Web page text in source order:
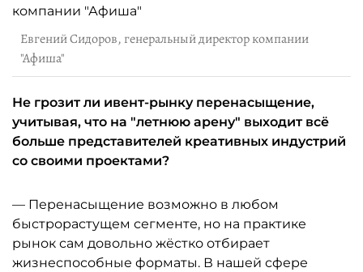
Евгений Сидоров, генеральный директор компании
"Афиша"
Не грозит ли ивент-рынку перенасыщение,
учитывая, что на "летнюю арену" выходит всё
больше представителей креативных индустрий
со своими проектами?
— Перенасыщение возможно в любом
быстрорастущем сегменте, но на практике
рынок сам довольно жёстко отбирает
жизнеспособные форматы. В нашей сфере